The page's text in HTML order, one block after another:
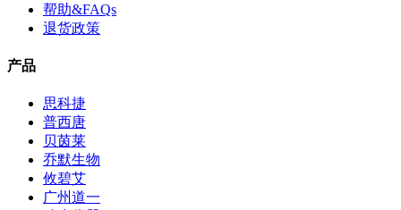
帮助&FAQs
退货政策
产品
思科捷
普西唐
贝茵莱
乔默生物
攸碧艾
广州道一